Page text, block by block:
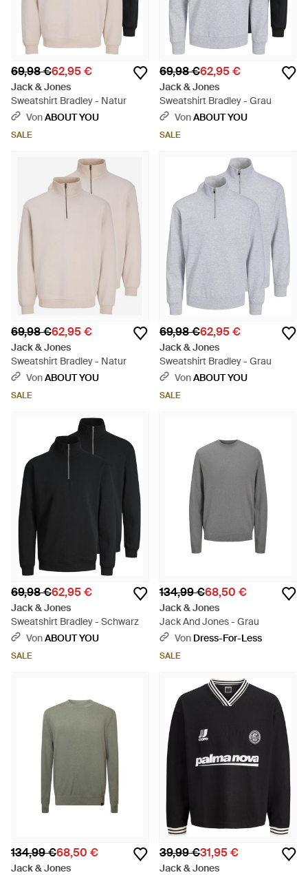
69,98 €62,95 €
Jack & Jones
Sweatshirt Bradley - Natur
VonABOUT YOU
SALE
69,98 €62,95 €
Jack & Jones
Sweatshirt Bradley - Grau
VonABOUT YOU
SALE
69,98 €62,95 €
Jack & Jones
Sweatshirt Bradley - Natur
VonABOUT YOU
SALE
69,98 €62,95 €
Jack & Jones
Sweatshirt Bradley - Grau
VonABOUT YOU
SALE
69,98 €62,95 €
Jack & Jones
Sweatshirt Bradley - Schwarz
VonABOUT YOU
SALE
134,99 €68,50 €
Jack & Jones
Jack And Jones - Grau
Von Dress-For-Less
SALE
134,99 €68,50 €
Jack & Jones
39,99 €31,95 €
Jack & Jones